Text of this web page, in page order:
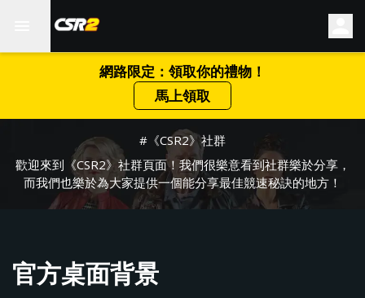
網路限定：領取你的禮物！
馬上領取
#《CSR2》社群
歡迎來到《CSR2》社群頁面！我們很樂意看到社群樂於分享，
而我們也樂於為大家提供一個能分享最佳競速秘訣的地方！
官方桌面背景